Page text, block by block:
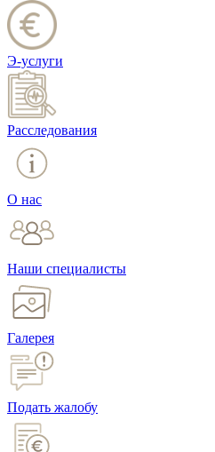
Э-услуги
Расследования
О нас
Наши специалисты
Галерея
Подать жалобу